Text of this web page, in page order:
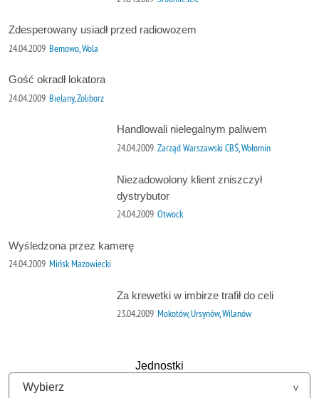
Zdesperowany usiadł przed radiowozem
24.04.2009 Bemowo, Wola
Gość okradł lokatora
24.04.2009 Bielany, Żoliborz
Handlowali nielegalnym paliwem
24.04.2009 Zarząd Warszawski CBŚ, Wołomin
Niezadowolony klient zniszczył
dystrybutor
24.04.2009 Otwock
Wyśledzona przez kamerę
24.04.2009 Mińsk Mazowiecki
Za krewetki w imbirze trafił do celi
23.04.2009 Mokotów, Ursynów, Wilanów
Jednostki